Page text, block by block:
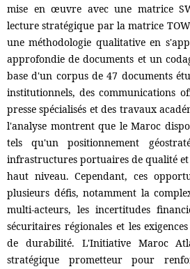
mise en œuvre avec une matrice
lecture stratégique par la matrice
une méthodologie qualitative en
approfondie de documents et un
base d'un corpus de 47 documents
institutionnels, des communications
presse spécialisés et des travaux
l'analyse montrent que le Maroc
tels qu'un positionnement
infrastructures portuaires de qualité
haut niveau. Cependant, ces
plusieurs défis, notamment la
multi-acteurs, les incertitudes
sécuritaires régionales et les
de durabilité. L'Initiative Maroc
stratégique prometteur pour